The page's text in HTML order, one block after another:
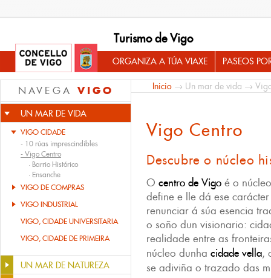
Turismo de Vigo
ORGANIZA A TÚA VIAXE PASEOS
NAVEGA VIGO
UN MAR DE VIDA
VIGO CIDADE
- 10 rúas imprescindibles
- Vigo Centro
· Barrio Histórico
· Ensanche
VIGO DE COMPRAS
VIGO INDUSTRIAL
VIGO, CIDADE UNIVERSITARIA
VIGO, CIDADE DE PRIMEIRA
UN MAR DE NATUREZA
Inicio → Un mar de vida →
Vigo Centro
Descubre o núcleo
O centro de Vigo é o
define e lle dá ese
renunciar á súa esencia
o soño dun visionario:
realidade entre as
núcleo dunha cidade vella,
se adiviña o trazado das